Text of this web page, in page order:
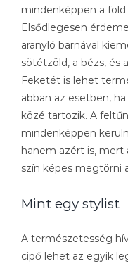
mindenképpen a
Elsődlegesen
aranyló barnával
sötétzöld, a bézs, és
Feketét is lehet
abban az esetben,
közé tartozik. A
mindenképpen
hanem azért is, mert
szín képes megtörni
Mint egy stylist
A természetesség
cipő lehet az egyik